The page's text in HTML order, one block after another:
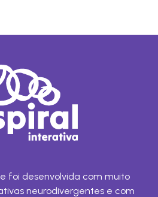
foi desenvolvida com muito
neurodivergentes e com